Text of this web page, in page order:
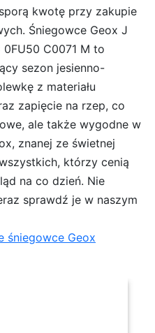
kwotę przy zakupie
Śniegowce Geox J
0FU50 C0071 M to
sezon jesienno-
z materiału
zapięcie na rzep, co
ale także wygodne w
znanej ze świetnej
którzy cenią
na co dzień. Nie
sprawdź je w naszym
śniegowce Geox